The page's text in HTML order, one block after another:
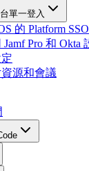
單一登入
的 Platform SSO
Jamf Pro 和 Okta
源和會議